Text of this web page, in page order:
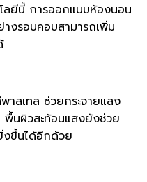
โลยีนี้ การออกแบบห้องนอน
งรอบคอบสามารถเพิ่ม
สเทล ช่วยกระจายแสง
นผิวสะท้อนแสงยังช่วย
งขึ้นได้อีกด้วย